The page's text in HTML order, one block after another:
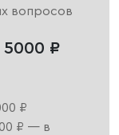
вопросов
5000 ₽
₽
₽ — в